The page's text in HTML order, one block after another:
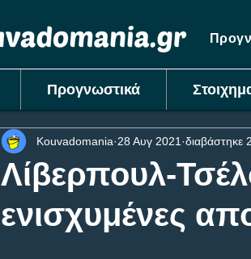
Προγνωστικά
Λίβερπουλ-
ενισχυμένες
Kouvadomania 28 Αυγ 2021 διαβάστηκε